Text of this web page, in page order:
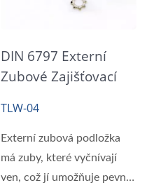
DIN 6797 Externí
Zubové Zajišťovací
TLW-04
Externí zubová podložka
má zuby, které vyčnívají
ven, což jí umožňuje pevně